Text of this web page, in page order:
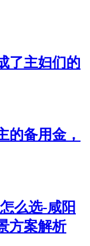
了主妇们的
的备用金，
么选-咸阳
方案解析